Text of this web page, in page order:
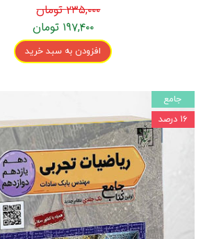
۲۳۵,۰۰۰ تومان
۱۹۷,۴۰۰ تومان
افزودن به سبد خرید
جامع
۱۶ درصد